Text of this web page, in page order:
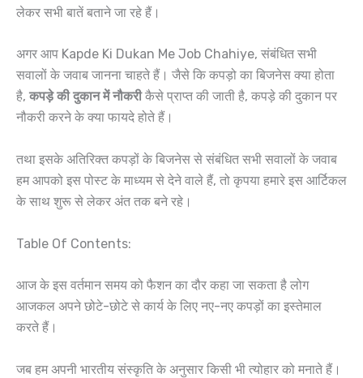
लेकर सभी बातें बताने जा रहे हैं।
अगर आप Kapde Ki Dukan Me Job Chahiye, संबंधित सभी
सवालों के जवाब जानना चाहते हैं। जैसे कि कपड़ो का बिजनेस क्या होता
है, कपड़े की दुकान में नौकरीकैसे प्राप्त की जाती है, कपड़े की दुकान पर
नौकरी करने के क्या फायदे होते हैं।
तथा इसके अतिरिक्त कपड़ों के बिजनेस से संबंधित सभी सवालों के जवाब
हम आपको इस पोस्ट के माध्यम से देने वाले हैं, तो कृपया हमारे इस आर्टिकल
के साथ शुरू से लेकर अंत तक बने रहे।
Table Of Contents:
आज के इस वर्तमान समय को फैशन का दौर कहा जा सकता है लोग
आजकल अपने छोटे-छोटे से कार्य के लिए नए-नए कपड़ों का इस्तेमाल
करते हैं।
जब हम अपनी भारतीय संस्कृति के अनुसार किसी भी त्योहार को मनाते हैं।